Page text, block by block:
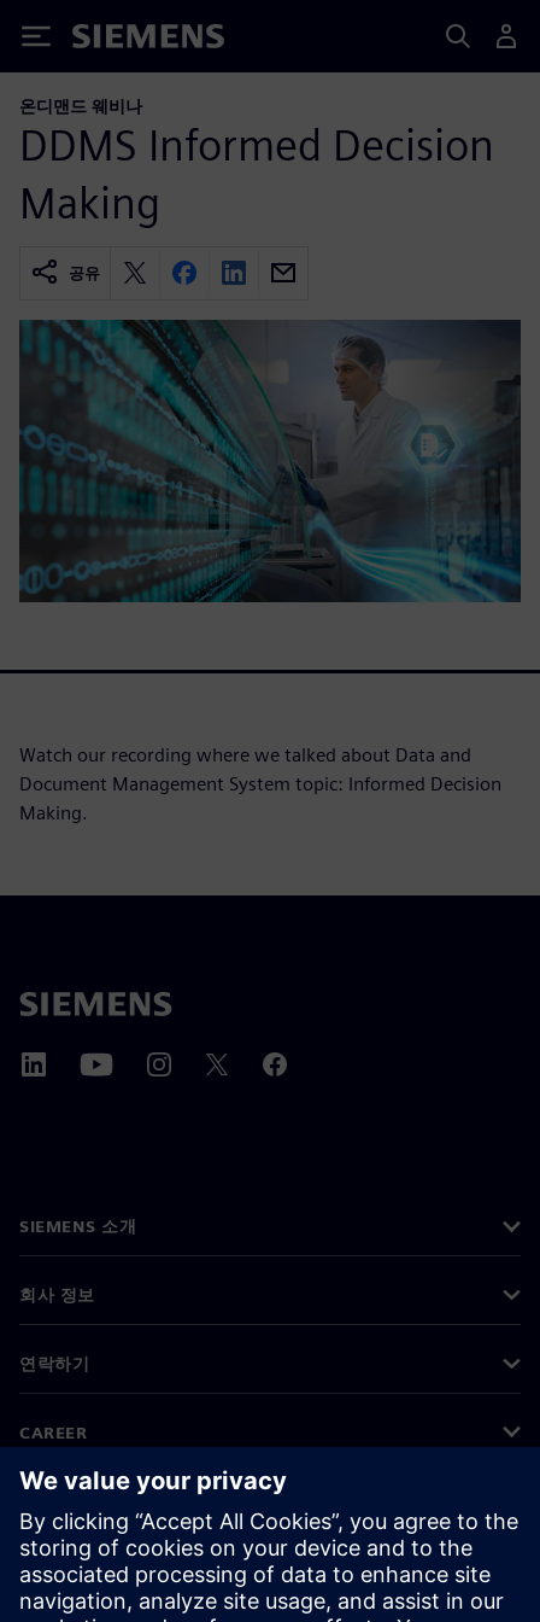
Siemens
온디맨드 웨비나
DDMS Informed Decision
Making
공유
Watch our recording where we talked about Data and
Document Management System topic: Informed Decision
Making.
SIEMENS 소개
회사 정보
연락하기
CAREER
©Siemens 2026
기업 정보